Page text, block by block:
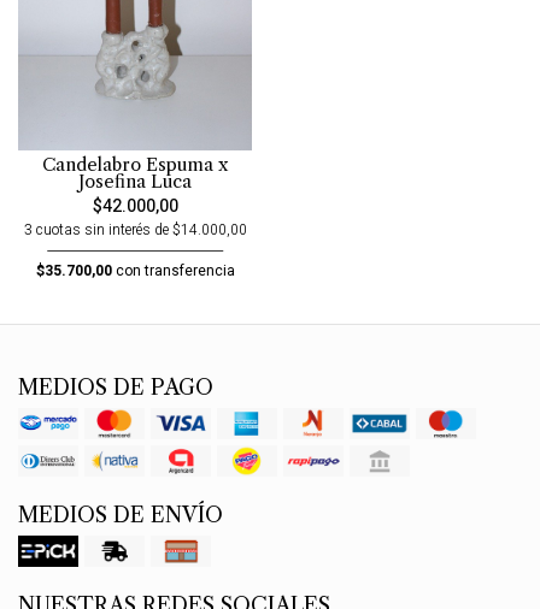
Candelabro Espuma x
Josefina Luca
$42.000,00
3 cuotas sin interés de $14.000,00
$35.700,00con transferencia
MEDIOS DE PAGO
MEDIOS DE ENVÍO